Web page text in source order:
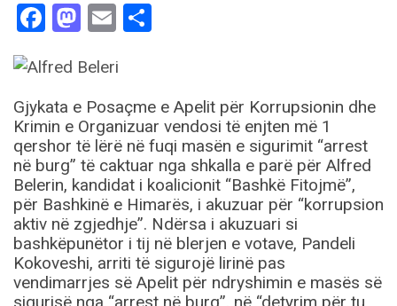
Facebook
Mastodon
Email
Gjykata e Posaçme e Apelit për Korrupsionin dhe
Krimin e Organizuar vendosi të enjten më 1
qershor të lërë në fuqi masën e sigurimit “arrest
në burg” të caktuar nga shkalla e parë për Alfred
Belerin, kandidat i koalicionit “Bashkë Fitojmë”,
për Bashkinë e Himarës, i akuzuar për “korrupsion
aktiv në zgjedhje”. Ndërsa i akuzuari si
bashkëpunëtor i tij në blerjen e votave, Pandeli
Kokoveshi, arriti të sigurojë lirinë pas
vendimarrjes së Apelit për ndryshimin e masës së